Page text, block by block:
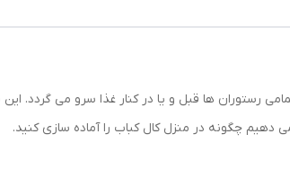
ها قبل و یا در کنار غذا سرو می گردد. این
دهیم چگونه در منزل کال کباب را آماده سازی کنید.